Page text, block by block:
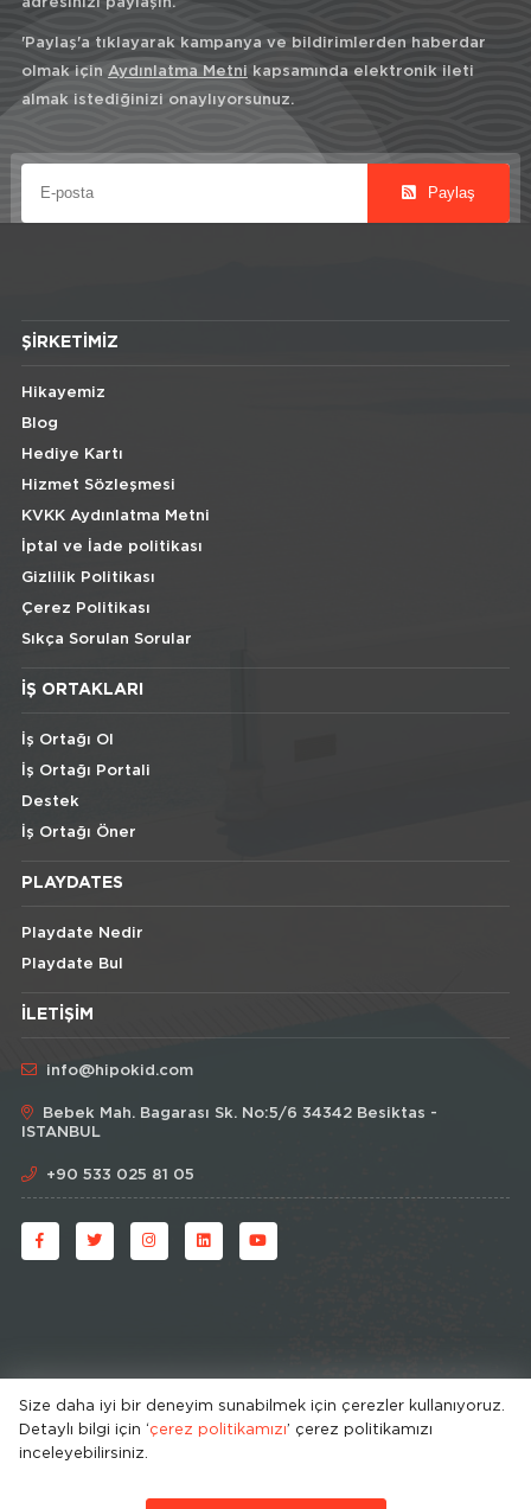
'Paylaş'a tıklayarak kampanya ve bildirimlerden haberdar
olmak için Aydınlatma Metni kapsamında elektronik ileti
almak istediğinizi onaylıyorsunuz.
Paylaş
ŞIRKETIMIZ
Hikayemiz
Blog
Hediye Kartı
Hizmet Sözleşmesi
KVKK Aydınlatma Metni
İptal ve İade politikası
Gizlilik Politikası
Çerez Politikası
Sıkça Sorulan Sorular
İŞ ORTAKLARI
İş Ortağı Ol
İş Ortağı Portali
Destek
İş Ortağı Öner
PLAYDATES
Playdate Nedir
Playdate Bul
İLETIŞIM
info@hipokid.com
Bebek Mah. Bagarası Sk. No:5/6 34342 Besiktas -
ISTANBUL
+90 533 025 81 05
© HipoKid 2026 . All rights reserved.
Developed by
Size daha iyi bir deneyim sunabilmek için çerezler kullanıyoruz.
Detaylı bilgi için ‘çerez politikamızı’ çerez politikamızı
inceleyebilirsiniz.